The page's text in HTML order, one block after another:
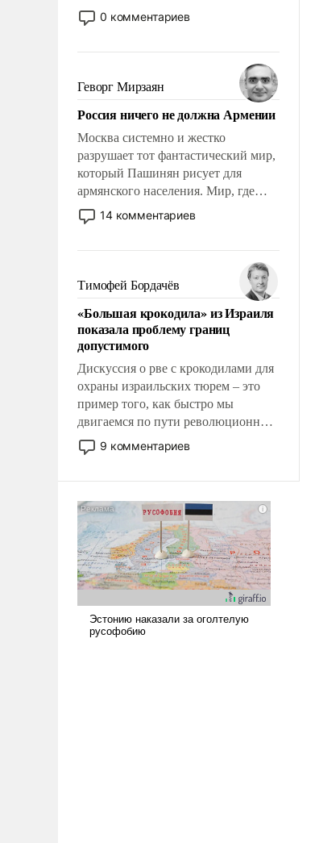
небольшая война с Ираном
опустошила американские
уязвимости США, например, перед
Китаем.
0 комментариев
Геворг Мирзаян
Россия ничего не должна Армении
Москва системно и жестко
разрушает тот фантастический мир,
который Пашинян рисует для
армянского населения. Мир, где
этому населению все должны
просто по определению, где его
беспрекословно оплачиваться за
счет российских
налогоплательщиков и где за свои
поступки не нужно отвечать.
14 комментариев
Тимофей Бордачёв
«Большая крокодила» из Израиля
показала проблему границ
допустимого
Дискуссия о рве с крокодилами для
охраны израильских тюрем – это
пример того, как быстро мы
двигаемся по пути революционных
изменений. То, что несколько лет
назад было образом для
9 комментариев